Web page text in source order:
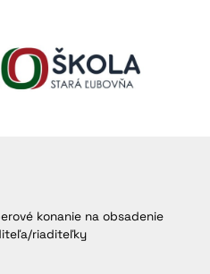
konanie na obsadenie
riaditeľky